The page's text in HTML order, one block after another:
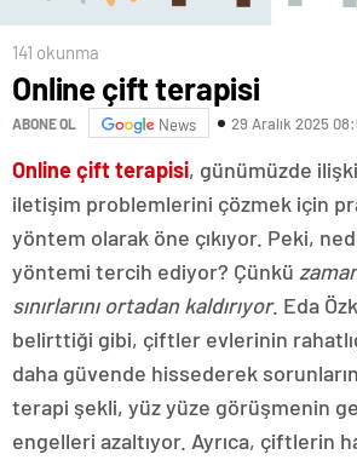
141 okunma
Online çift terapisi
ABONE OL News 29 Aralık 2025
Online çift terapisi, günümüzde
iletişim problemlerini çözmek için
yöntem olarak öne çıkıyor. Peki,
yöntemi tercih ediyor? Çünkü
sınırlarını ortadan kaldırıyor. Eda
belirttiği gibi, çiftler evlerinin
daha güvende hissederek
terapi şekli, yüz yüze görüşmenin
engelleri azaltıyor. Ayrıca, çiftlerin